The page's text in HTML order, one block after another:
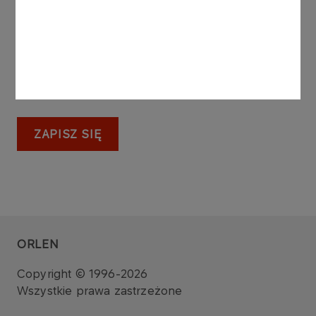
ZAPISZ SIĘ
ORLEN
Copyright © 1996-2026
Wszystkie prawa zastrzeżone